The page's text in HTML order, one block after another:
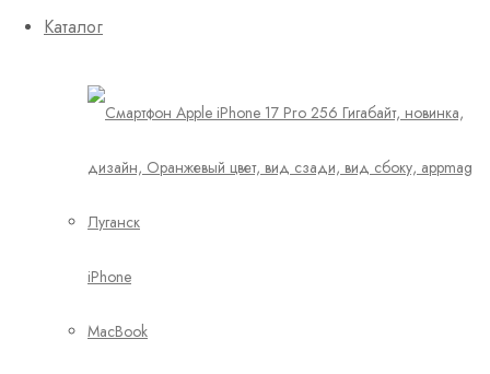
Каталог
iPhone
MacBook